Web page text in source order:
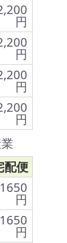
円
円
円
円
配便
1650
円
1650
円